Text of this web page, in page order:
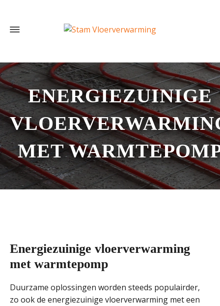
ENERGIEZUINIGE
MET
Energiezuinige vloerverwarming
met warmtepomp
Duurzame oplossingen worden steeds populairder,
zo ook de energiezuinige vloerverwarming met een